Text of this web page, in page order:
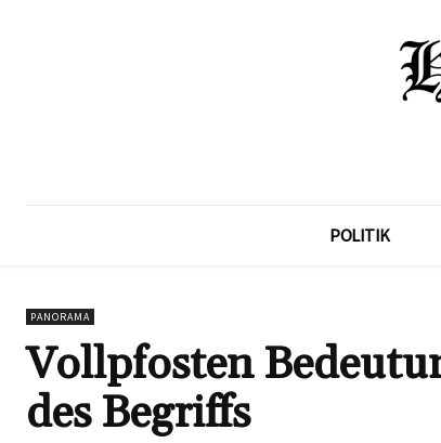
POLITIK
PANORAMA
Vollpfosten
des Begriffs